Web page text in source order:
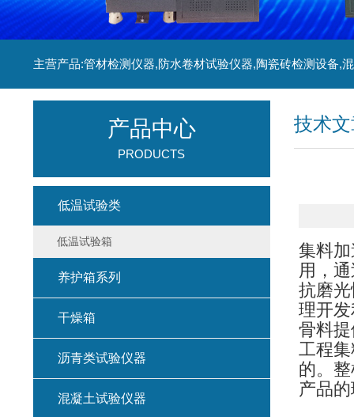
技术
集料
用，
抗磨
理开
骨料
工程
的。
产品
产品中心
PRODUCTS
低温试验类
低温试验箱
养护箱系列
干燥箱
沥青类试验仪器
混凝土试验仪器